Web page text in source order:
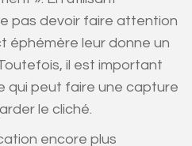
pas devoir faire attention
éphémère leur donne un
il est important
qui peut faire une capture
le cliché.
encore plus